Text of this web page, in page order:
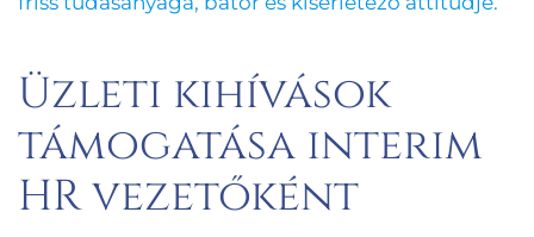
Üzleti kihívások
támogatása interim
HR vezetőként